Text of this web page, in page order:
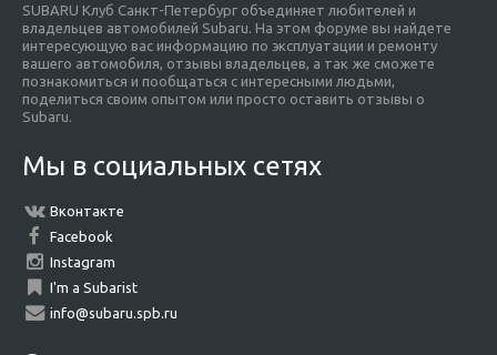
SUBARU Клуб Санкт-Петербург объединяет любителей и
владельцев автомобилей Subaru. На этом форуме вы найдете
интересующую вас информацию по эксплуатации и ремонту
вашего автомобиля, отзывы владельцев, а так же сможете
познакомиться и пообщаться с интересными людьми,
поделиться своим опытом или просто оставить отзывы о
Subaru.
Мы в социальных сетях
Вконтакте
Facebook
Instagram
I'm a Subarist
info@subaru.spb.ru